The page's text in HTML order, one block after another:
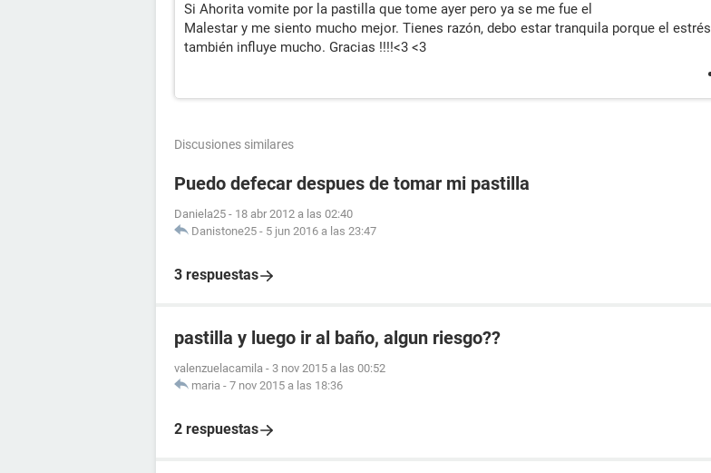
Si Ahorita vomite por la pastilla que tome ayer pero ya se me fue el
Malestar y me siento mucho mejor. Tienes razón, debo estar tranquila porque el estrés
también influye mucho. Gracias !!!!<3 <3
Discusiones similares
Puedo defecar despues de tomar mi pastilla
Daniela25 - 18 abr 2012 a las 02:40
Danistone25 - 5 jun 2016 a las 23:47
3 respuestas
pastilla y luego ir al baño, algun riesgo??
valenzuelacamila - 3 nov 2015 a las 00:52
maria - 7 nov 2015 a las 18:36
2 respuestas